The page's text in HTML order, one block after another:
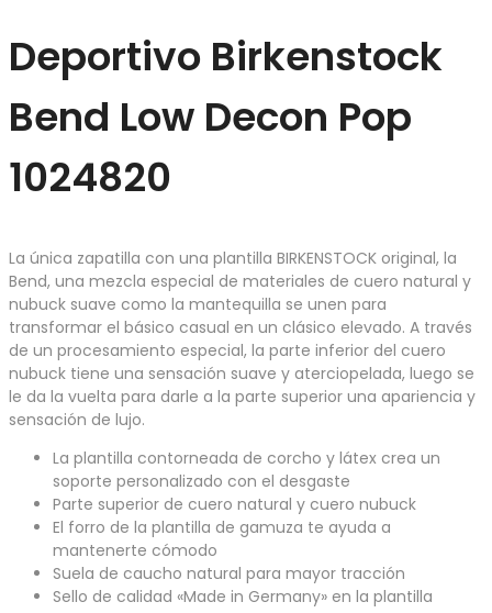
Deportivo Birkenstock
Bend Low Decon Pop
1024820
La única zapatilla con una plantilla BIRKENSTOCK original, la
Bend, una mezcla especial de materiales de cuero natural y
nubuck suave como la mantequilla se unen para
transformar el básico casual en un clásico elevado. A través
de un procesamiento especial, la parte inferior del cuero
nubuck tiene una sensación suave y aterciopelada, luego se
le da la vuelta para darle a la parte superior una apariencia y
sensación de lujo.
La plantilla contorneada de corcho y látex crea un
soporte personalizado con el desgaste
Parte superior de cuero natural y cuero nubuck
El forro de la plantilla de gamuza te ayuda a
mantenerte cómodo
Suela de caucho natural para mayor tracción
Sello de calidad «Made in Germany» en la plantilla